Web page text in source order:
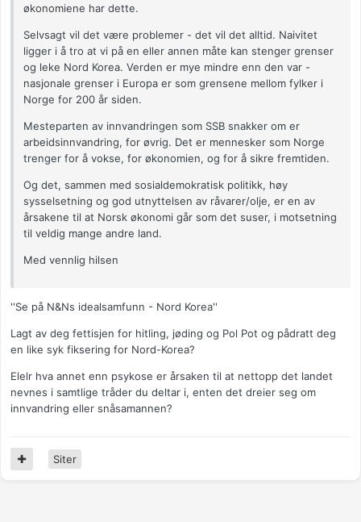
økonomiene har dette.
Selvsagt vil det være problemer - det vil det alltid. Naivitet
ligger i å tro at vi på en eller annen måte kan stenger grenser
og leke Nord Korea. Verden er mye mindre enn den var -
nasjonale grenser i Europa er som grensene mellom fylker i
Norge for 200 år siden.
Mesteparten av innvandringen som SSB snakker om er
arbeidsinnvandring, for øvrig. Det er mennesker som Norge
trenger for å vokse, for økonomien, og for å sikre fremtiden.
Og det, sammen med sosialdemokratisk politikk, høy
sysselsetning og god utnyttelsen av råvarer/olje, er en av
årsakene til at Norsk økonomi går som det suser, i motsetning
til veldig mange andre land.
Med vennlig hilsen
''Se på N&Ns idealsamfunn - Nord Korea''
Lagt av deg fettisjen for hitling, jøding og Pol Pot og pådratt deg
en like syk fiksering for Nord-Korea?
Elelr hva annet enn psykose er årsaken til at nettopp det landet
nevnes i samtlige tråder du deltar i, enten det dreier seg om
innvandring eller snåsamannen?
Siter